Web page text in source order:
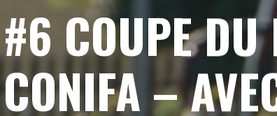
#6 COUPE DU
CONIFA –